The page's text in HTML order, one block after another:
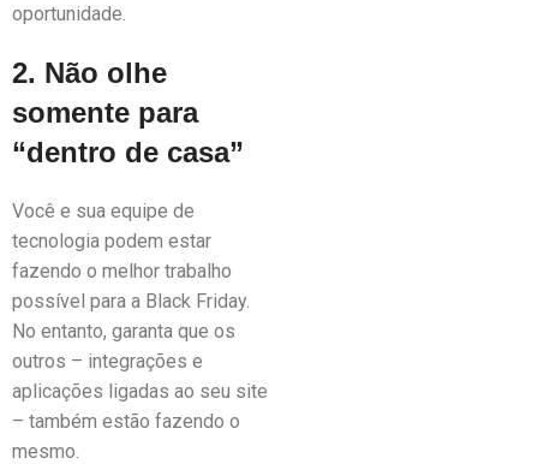
oportunidade.
2. Não olhe
somente para
“dentro de casa”
Você e sua equipe de
tecnologia podem estar
fazendo o melhor trabalho
possível para a Black Friday.
No entanto, garanta que os
outros – integrações e
aplicações ligadas ao seu site
– também estão fazendo o
mesmo.